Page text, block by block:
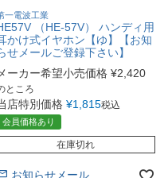
一電波工業
（HE-57V） ハンディ用
かけ式イヤホン【ゆ】【お知
せメールご登録下さい】
ーカー希望小売価格 ¥2,420
ところ
店特別価格 ¥1,815税込
会員価格あり
在庫切れ
お知らせメール